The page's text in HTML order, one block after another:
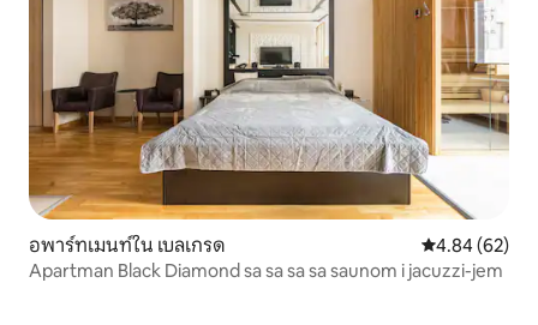
อพาร์ทเมนท์ใน เบลเกรด คะแนนเฉลี่ย
4.84 (62)
Apartman Black Diamond sa sa sa sa saunom i jacuzzi-jem